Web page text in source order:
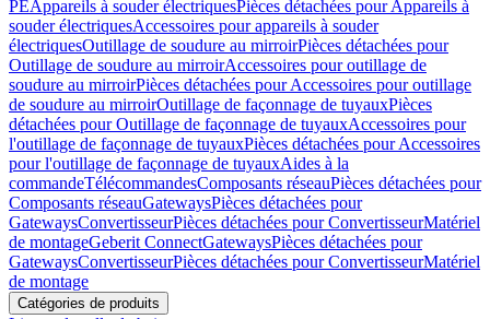
PEAppareils à souder électriquesPièces détachées pour Appareils à
souder électriquesAccessoires pour appareils à souder
électriquesOutillage de soudure au mirroirPièces détachées pour
Outillage de soudure au mirroirAccessoires pour outillage de
soudure au mirroirPièces détachées pour Accessoires pour outillage
de soudure au mirroirOutillage de façonnage de tuyauxPièces
détachées pour Outillage de façonnage de tuyauxAccessoires pour
l'outillage de façonnage de tuyauxPièces détachées pour Accessoires
pour l'outillage de façonnage de tuyauxAides à la
commandeTélécommandesComposants réseauPièces détachées pour
Composants réseauGatewaysPièces détachées pour
GatewaysConvertisseurPièces détachées pour ConvertisseurMatériel
de montageGeberit ConnectGatewaysPièces détachées pour
GatewaysConvertisseurPièces détachées pour ConvertisseurMatériel
de montage
Catégories de produits